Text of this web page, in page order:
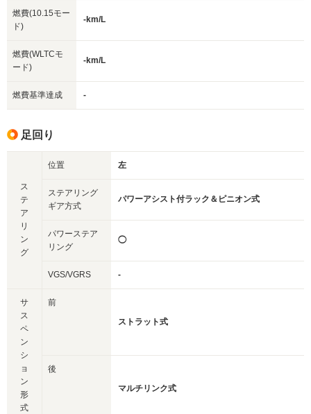
燃費(10.15モー
ド)
-km/L
燃費(WLTCモ
ード)
-km/L
燃費基準達成 -
足回り
ス
テ
ア
リ
ン
グ
位置 左
ステアリング
ギア方式
パワーアシスト付ラック＆ピニオン式
パワーステア
リング
◯
VGS/VGRS -
サ
ス
ペ
ン
シ
ョ
ン
形
式
前
ストラット式
後
マルチリンク式